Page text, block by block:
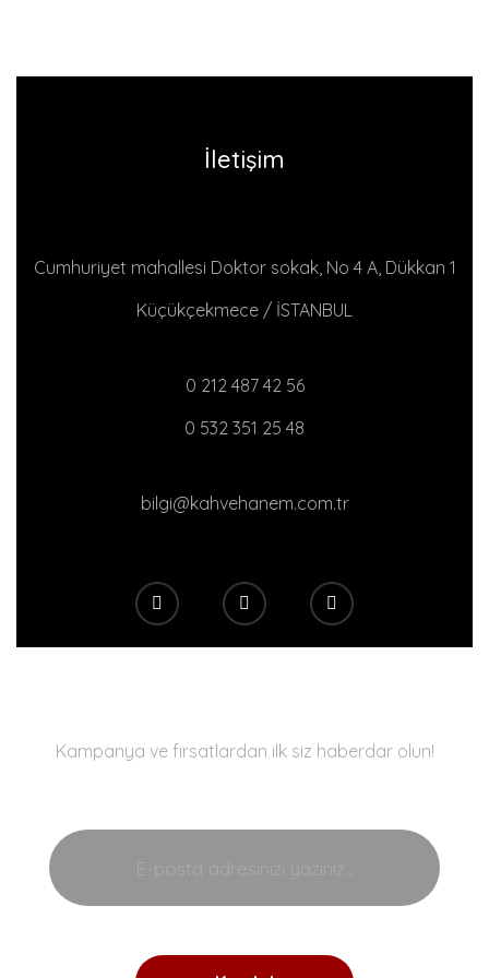
İletişim
Cumhuriyet mahallesi Doktor sokak, No 4 A, Dükkan 1
Küçükçekmece / İSTANBUL
0 212 487 42 56
0 532 351 25 48
bilgi@kahvehanem.com.tr
Kampanya ve fırsatlardan ilk siz haberdar olun!